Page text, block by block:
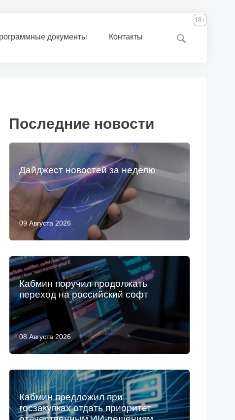
документы Контакты
18+
Последние новости
09 Августа 2026
Дайджест новостей за неделю
08 Августа 2026
Кабмин поручил продолжать
переход на российский софт
Кабмин предложил при
госзакупках отдать приоритет